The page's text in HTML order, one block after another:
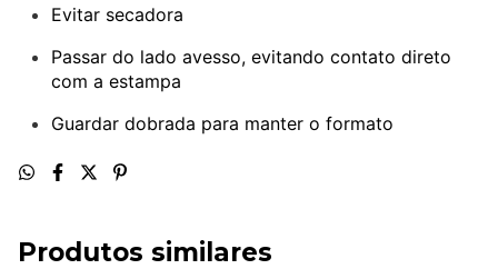
Evitar secadora
Passar do lado avesso, evitando contato direto
com a estampa
Guardar dobrada para manter o formato
Produtos similares